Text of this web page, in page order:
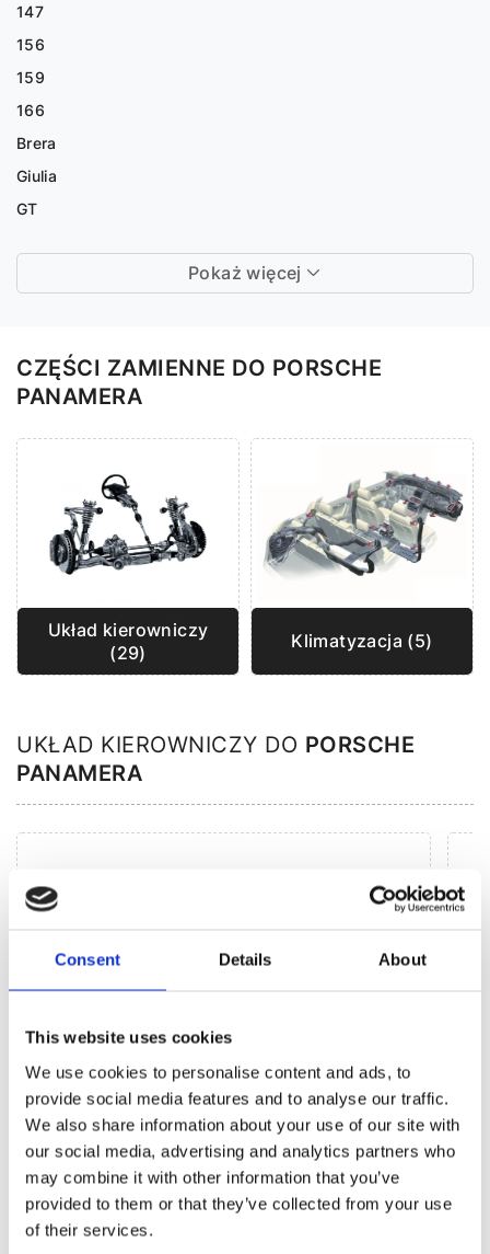
Consent Details About
This website uses cookies
We use cookies to personalise content and ads, to
provide social media features and to analyse our traffic.
We also share information about your use of our site with
our social media, advertising and analytics partners who
may combine it with other information that you’ve
provided to them or that they’ve collected from your use
of their services.
147
156
159
166
Brera
Giulia
GT
Pokaż więcej
CZĘŚCI ZAMIENNE DO PORSCHE
PANAMERA
Układ kierowniczy
(29)
Klimatyzacja (5)
UKŁAD KIEROWNICZY DO PORSCHE
PANAMERA
Agregaty układu kierowniczego (17)
Przekładnia kierownicza EPS (6)